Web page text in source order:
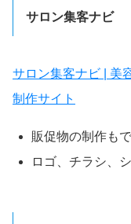
サロン集客ナビ
サロン集客ナビ | 美
制作サイト
販促物の制作も
ロゴ、チラシ、